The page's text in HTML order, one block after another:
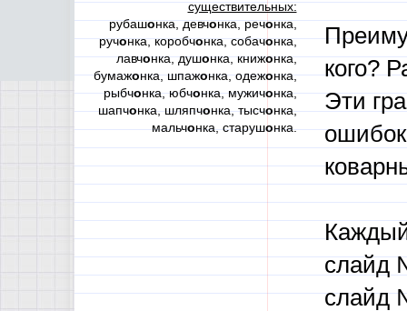
существительных:
рубашонка, девчонка, речонка,
ручонка, коробчонка, собачонка,
лавчонка, душонка, книжонка,
бумажонка, шпажонка, одежонка,
рыбчонка, юбчонка, мужичонка,
шапчонка, шляпчонка, тысчонка,
мальчонка, старушонка.
кого?
Эти
слайд
слайд